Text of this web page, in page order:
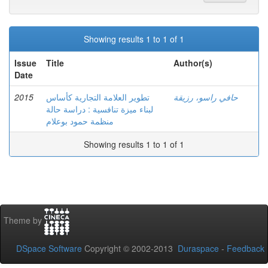
Showing results 1 to 1 of 1
Issue
Date
Title Author(s)
2015
تطوير العلامة التجارية كأساس
لبناء ميزة تنافسية : دراسة حالة
منظمة حمود بوعلام
حافي راسو، رزيقة
Showing results 1 to 1 of 1
Theme by
DSpace Software Copyright © 2002-2013 Duraspace - Feedback